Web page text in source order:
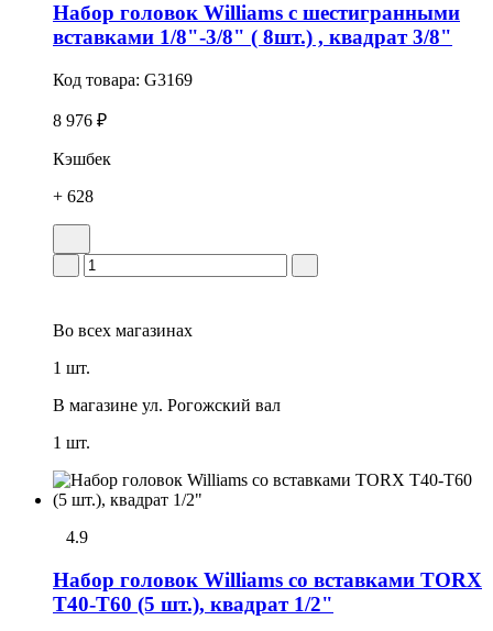
Набор головок Williams с шестигранными
вставками 1/8"-3/8" ( 8шт.) , квадрат 3/8"
Код товара: G3169
8 976 ₽
Кэшбек
+ 628
Во всех магазинах
1 шт.
В магазине ул. Рогожский вал
1 шт.
4.9
Набор головок Williams со вставками TORX
T40-T60 (5 шт.), квадрат 1/2"